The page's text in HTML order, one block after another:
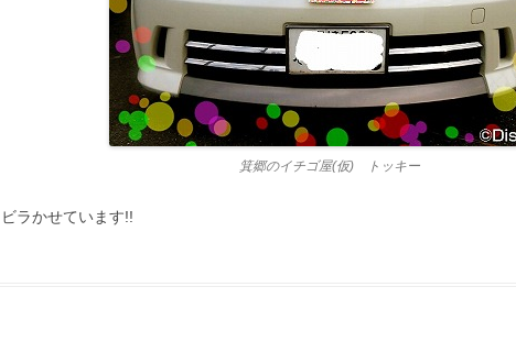
箕郷のイチゴ屋(仮) トッキー
ラかせています!!